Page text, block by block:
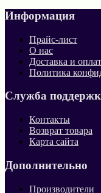
Информация
Прайс-лист
О нас
Доставка и
Политика
Служба
Контакты
Возврат товара
Карта сайта
Дополнительно
Производители